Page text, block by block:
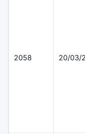
2058 20/03/